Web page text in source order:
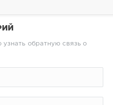
узнать обратную связь о